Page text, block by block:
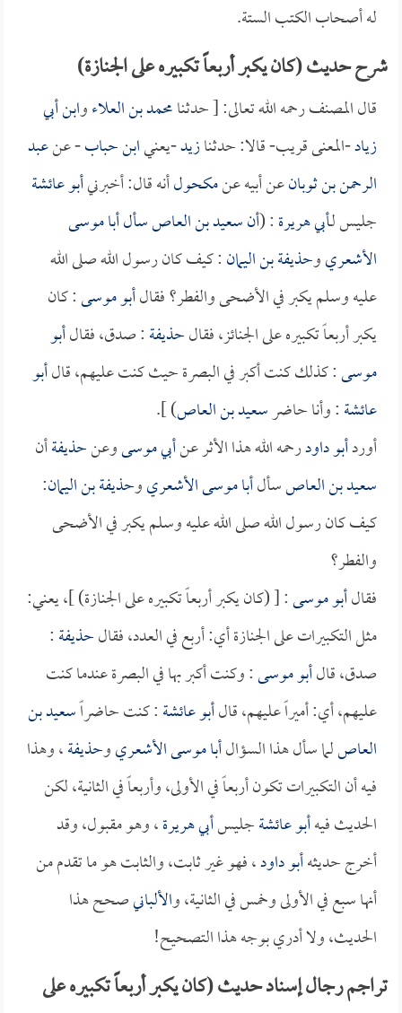
له أصحاب الكتب الستة.
شرح حديث (كان يكبر أربعاً تكبيره على الجنازة)
قال المصنف رحمه الله تعالى: [ حدثنامحمد بن العلاءوابن أبي
زياد-المعنى قريب- قالا: حدثنازيد-يعنيابن حباب- عنعبد
الرحمن بن ثوبانعن أبيه عنمكحولأنه قال: أخبرنيأبو عائشة
جليس لـأبي هريرة: (أنسعيد بن العاصسألأبا موسى
الأشعريوحذيفة بن اليمان: كيف كان رسول الله صلى الله
عليه وسلم يكبر في الأضحى والفطر؟ فقالأبو موسى: كان
يكبر أربعاً تكبيره على الجنائز، فقالحذيفة: صدق، فقالأبو
موسى: كذلك كنت أكبر في البصرة حيث كنت عليهم، قالأبو
عائشة: وأنا حاضرسعيد بن العاص) ].
أوردأبو داودرحمه الله هذا الأثر عنأبي موسىوعنحذيفةأن
سعيد بن العاصسألأبا موسى الأشعريوحذيفة بن اليمان:
كيف كان رسول الله صلى الله عليه وسلم يكبر في الأضحى
والفطر؟
فقالأبو موسى: [ (كان يكبر أربعاً تكبيره على الجنازة) ]، يعني:
مثل التكبيرات على الجنازة أي: أربع في العدد، فقالحذيفة:
صدق، قالأبو موسى: وكنت أكبر بها في البصرة عندما كنت
عليهم، أي: أميراً عليهم، قالأبو عائشة: كنت حاضراًسعيد بن
العاصلما سأل هذا السؤالأبا موسى الأشعريوحذيفة، وهذا
فيه أن التكبيرات تكون أربعاً في الأولى، وأربعاً في الثانية، لكن
الحديث فيهأبو عائشةجليسأبي هريرة، وهو مقبول، وقد
أخرج حديثهأبو داود، فهو غير ثابت، والثابت هو ما تقدم من
أنها سبع في الأولى وخمس في الثانية، والألبانيصحح هذا
الحديث، ولا أدري بوجه هذا التصحيح!
تراجم رجال إسناد حديث (كان يكبر أربعاً تكبيره على